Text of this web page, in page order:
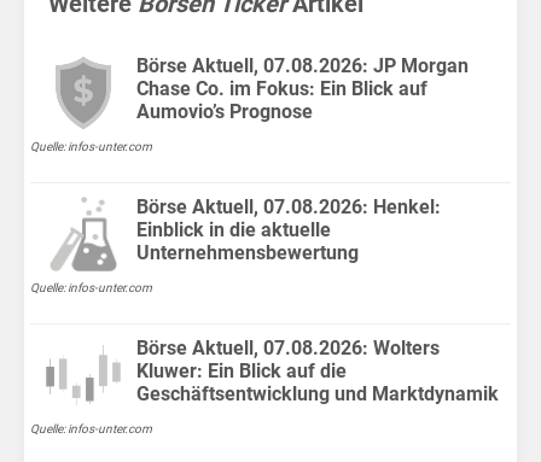
Politik
Wirtschaft
Börse Aktuell, 07.08.2026: JP Morgan
Chase Co. im Fokus: Ein Blick auf
Aumovio’s Prognose
Quelle: infos-unter.com
Börse Aktuell, 07.08.2026: Henkel:
Einblick in die aktuelle
Unternehmensbewertung
Quelle: infos-unter.com
Börse Aktuell, 07.08.2026: Wolters
Kluwer: Ein Blick auf die
Geschäftsentwicklung und Marktdynamik
Quelle: infos-unter.com